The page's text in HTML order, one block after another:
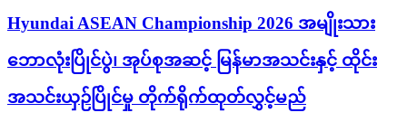
Hyundai ASEAN Championship 2026 အမျိုးသား
ဘောလုံးပြိုင်ပွဲ၊ အုပ်စုအဆင့် မြန်မာအသင်းနှင့် ထိုင်း
အသင်းယှဉ်ပြိုင်မှု တိုက်ရိုက်ထုတ်လွှင့်မည်